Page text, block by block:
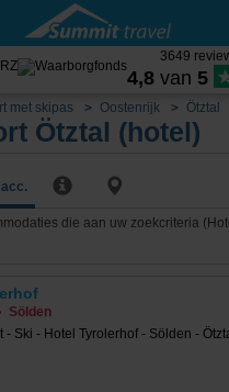
3649
4,8 van 5
met skipas Oostenrijk Ötztal
Ötztal (hotel)
acc.
die aan uw zoekcriteria
Sölden